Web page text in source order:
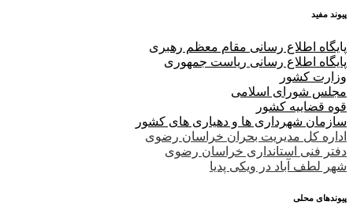
پیوند مفید
پایگاه اطلاع رسانی مقام معظم رهبری
پایگاه اطلاع رسانی ریاست جمهوری
وزارت کشور
مجلس شورای اسلامی
قوه قضاییه کشور
سازمان شهرداری ها و دهیاری های کشور
اداره کل مدیریت بحران خراسان رضوی
دفتر فنی استانداری خراسان رضوی
شهر لطف آباد در ویکی پدیا
پیوندهای محلی